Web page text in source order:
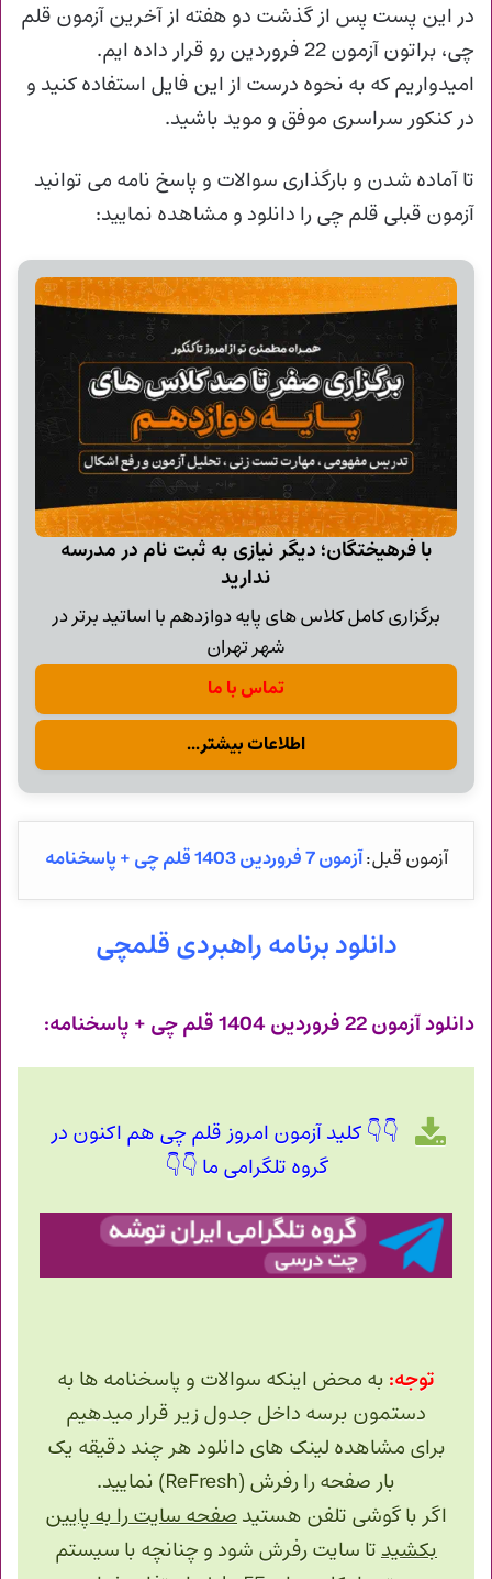
در این پست پس از گذشت دو هفته از آخرین آزمون قلم
چی، براتون آزمون 22 فروردین رو قرار داده ایم.
امیدواریم که به نحوه درست از این فایل استفاده کنید و
در کنکور سراسری موفق و موید باشید.
تا آماده شدن و بارگذاری سوالات و پاسخ نامه می توانید
آزمون قبلی قلم چی را دانلود و مشاهده نمایید:
با فرهیختگان؛ دیگر نیازی به ثبت نام در مدرسه
ندارید
برگزاری کامل کلاس های پایه دوازدهم با اساتید برتر در
شهر تهران
تماس با ما
اطلاعات بیشتر...
آزمون قبل:آزمون 7 فروردین 1403 قلم چی + پاسخنامه
دانلود برنامه راهبردی قلمچی
دانلود آزمون 22 فروردین 1404 قلم چی + پاسخنامه:
👇👇 کلید آزمون امروز قلم چی هم اکنون در
گروه تلگرامی ما 👇👇
توجه: به محض اینکه سوالات و پاسخنامه ها به
دستمون برسه داخل جدول زیر قرار میدهیم
برای مشاهده لینک های دانلود هر چند دقیقه یک
بار صفحه را رفرش (ReFresh) نمایید.
اگر با گوشی تلفن هستیدصفحه سایت را به پایین
بکشیدتا سایت رفرش شود و چنانچه با سیستم